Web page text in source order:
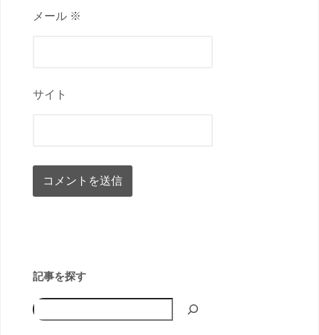
メール ※
サイト
記事を探す